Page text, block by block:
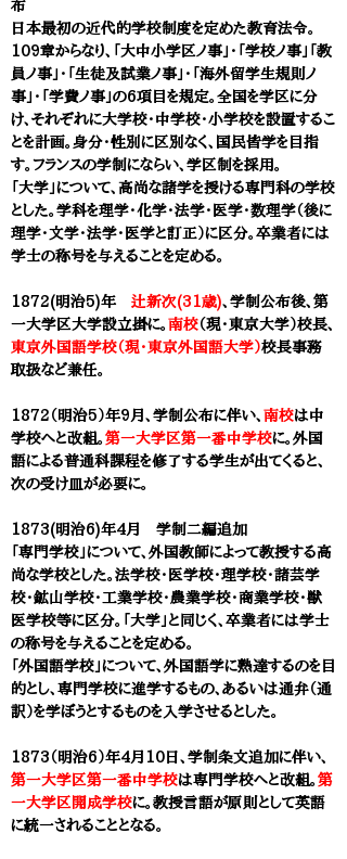
布
日本最初の近代的学校制度を定めた教育法令。
109章からなり、「大中小学区ノ事」・「学校ノ事」「教
員ノ事」・「生徒及試業ノ事」・「海外留学生規則ノ
事」・「学費ノ事」の6項目を規定。全国を学区に分
け、それぞれに大学校・中学校・小学校を設置するこ
とを計画。身分・性別に区別なく、国民皆学を目指
す。フランスの学制にならい、学区制を採用。​
「大学」について、高尚な諸学を授ける専門科の学校
とした。学科を理学・化学・法学・医学・数理学（後に
理学・文学・法学・医学と訂正）に区分。卒業者には
学士の称号を与えることを定める。
1872(明治5)年 辻新次(31歳)、学制公布後、第
一大学区大学設立掛に。 南校（現・東京大学）校長、
東京外国語学校（現・東京外国語大学）校長事務
取扱など兼任。
1872（明治5）年9月、学制公布に伴い、 南校は中
学校へと改組。 第一大学区第一番中学校に。外国
語による普通科課程を修了する学生が出てくると、
次の受け皿が必要に。
1873(明治6)年4月 学制二編追加
「専門学校」について、外国教師によって教授する高
尚な学校とした。法学校・医学校・理学校・諸芸学
校・鉱山学校・工業学校・農業学校・商業学校・獣
医学校等に区分。「大学」と同じく、卒業者には学士
の称号を与えることを定める。
「外国語学校」について、外国語学に熟達するのを目
的とし、専門学校に進学するもの、あるいは通弁（通
訳）を学ぼうとするものを入学させるとした。
1873（明治6）年4月10日、学制条文追加に伴い、
第一大学区第一番中学校は専門学校へと改組。 第
一大学区開成学校に。教授言語が原則として英語
に統一されることとなる。